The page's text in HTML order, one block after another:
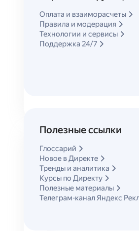
Продвигайте вашу
и других сервисах Яндекса
Оплата и взаиморасчеты
Правила и модерация
Технологии и сервисы
Поддержка 24/7
Полезные ссылки
Глоссарий
Новое в Директе
Тренды и аналитика
Курсы по Директу
Полезные материалы
Телеграм-канал Яндекс